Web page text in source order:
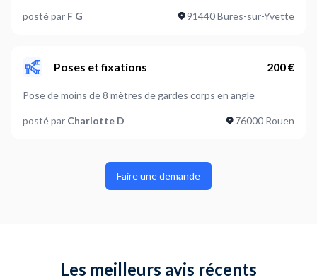
posté par F G 91440 Bures-sur-Yvette
Poses et fixations 200 €
Pose de moins de 8 mètres de gardes corps en angle
posté par Charlotte D 76000 Rouen
Faire une demande
Les meilleurs avis récents